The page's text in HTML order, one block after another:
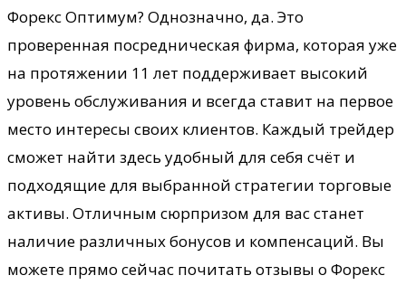
Форекс Оптимум? Однозначно, да. Это
проверенная посредническая фирма, которая уже
на протяжении 11 лет поддерживает высокий
уровень обслуживания и всегда ставит на первое
место интересы своих клиентов. Каждый трейдер
сможет найти здесь удобный для себя счёт и
подходящие для выбранной стратегии торговые
активы. Отличным сюрпризом для вас станет
наличие различных бонусов и компенсаций. Вы
можете прямо сейчас почитать отзывы о Форекс